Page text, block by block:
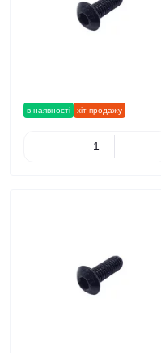
в наявності хіт продажу